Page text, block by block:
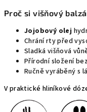
Proč si višňový
Jojobový olej
Chrání rty před
Sladká višňová
Přírodní složení
Ručně vyráběný s
V praktické hliníkové